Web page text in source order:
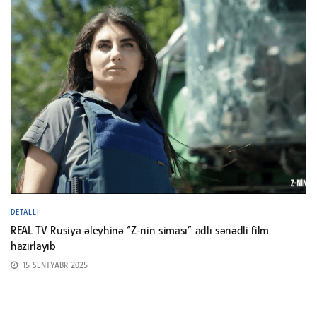
DETALLI
REAL TV Rusiya əleyhinə “Z-nin siması” adlı sənədli film
hazırlayıb
15 SENTYABR 2025